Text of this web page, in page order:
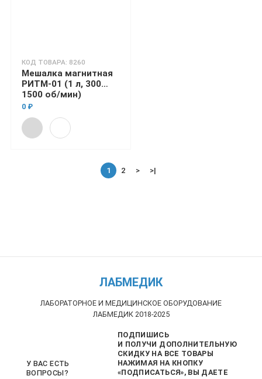
КОД ТОВАРА: 8260
Мешалка магнитная
РИТМ-01 (1 л, 300…
1500 об/мин)
0 ₽
1 2 > >|
ЛАБМЕДИК
ЛАБОРАТОРНОЕ И МЕДИЦИНСКОЕ ОБОРУДОВАНИЕ
ЛАБМЕДИК 2018-2025
У ВАС ЕСТЬ
ВОПРОСЫ?
ПОДПИШИСЬ
И ПОЛУЧИ ДОПОЛНИТЕЛЬНУЮ
СКИДКУ НА ВСЕ ТОВАРЫ
НАЖИМАЯ НА КНОПКУ
«ПОДПИСАТЬСЯ», ВЫ ДАЕТЕ